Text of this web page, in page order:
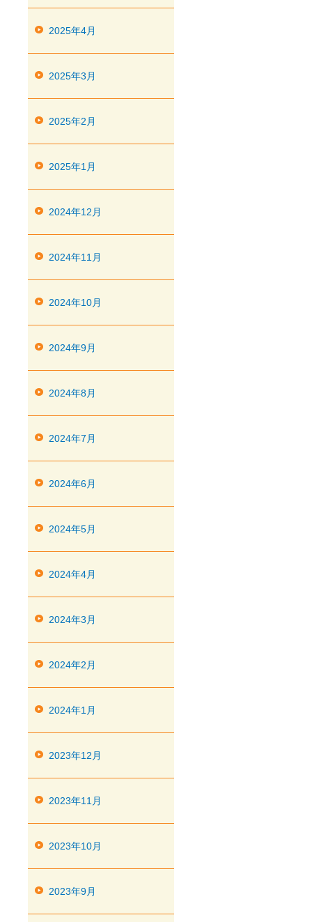
2025年4月
2025年3月
2025年2月
2025年1月
2024年12月
2024年11月
2024年10月
2024年9月
2024年8月
2024年7月
2024年6月
2024年5月
2024年4月
2024年3月
2024年2月
2024年1月
2023年12月
2023年11月
2023年10月
2023年9月